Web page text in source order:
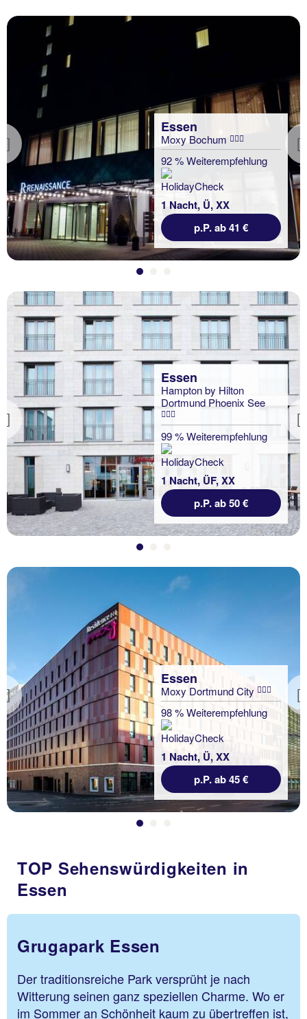
Previous
Essen
Moxy Bochum
92 % Weiterempfehlung
1 Nacht, Ü, XX
p.P. ab 41 €
Previous
Essen
Hampton by Hilton
Dortmund Phoenix See
99 % Weiterempfehlung
1 Nacht, ÜF, XX
p.P. ab 50 €
Previous
Essen
Moxy Dortmund City
98 % Weiterempfehlung
1 Nacht, Ü, XX
p.P. ab 45 €
TOP Sehenswürdigkeiten in
Essen
Grugapark Essen
Der traditionsreiche Park versprüht je nach
Witterung seinen ganz speziellen Charme. Wo er
im Sommer an Schönheit kaum zu übertreffen ist,